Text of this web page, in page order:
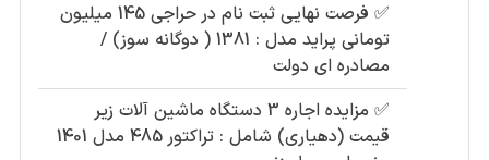
✅
فرصت نهایی ثبت نام در حراجی 145 میلیون
تومانی پراید مدل : 1381 ( دوگانه سوز) /
مصادره ای دولت
✅
مزایده اجاره 3 دستگاه ماشین آلات زیر
قیمت (دهیاری) شامل : تراکتور 485 مدل 1401